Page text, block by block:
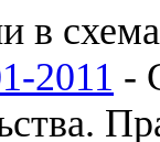
в
2011 -